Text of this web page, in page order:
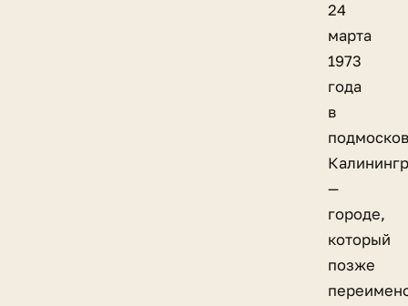
24
марта
1973
года
в
—
городе,
который
позже